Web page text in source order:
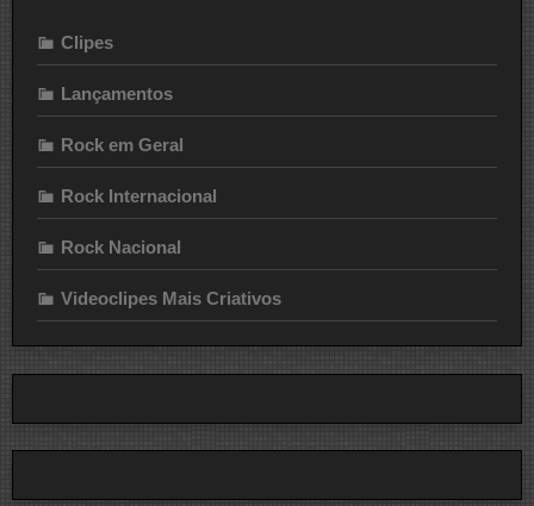
Clipes
Lançamentos
Rock em Geral
Rock Internacional
Rock Nacional
Videoclipes Mais Criativos